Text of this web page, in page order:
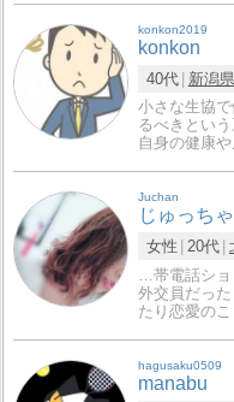
konkon2019
konkon
40代 新潟県
小さな生協
るべきとい
自身の健康
Juchan
じゅっち
女性 20代
…帯電話シ
外交員だっ
たり恋愛の
hagusaku0509
manabu